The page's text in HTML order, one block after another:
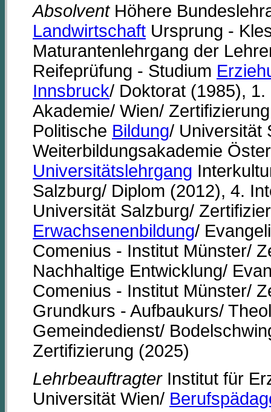
AbsolventHöhere
Landwirtschaft Ursprung -
Maturantenlehrgang der
Reifeprüfung - Studium
Innsbruck/ Doktorat (1985),
Akademie/ Wien/
Politische Bildung/ Universität
Weiterbildungsakademie
Universitätslehrgang
Salzburg/ Diplom (2012), 4.
Universität Salzburg/
Erwachsenenbildung/
Comenius - Institut Münster/
Nachhaltige Entwicklung/
Comenius - Institut Münster/
Grundkurs - Aufbaukurs/
Gemeindedienst/
Zertifizierung (2025)
LehrbeauftragterInstitut für
Universität Wien/